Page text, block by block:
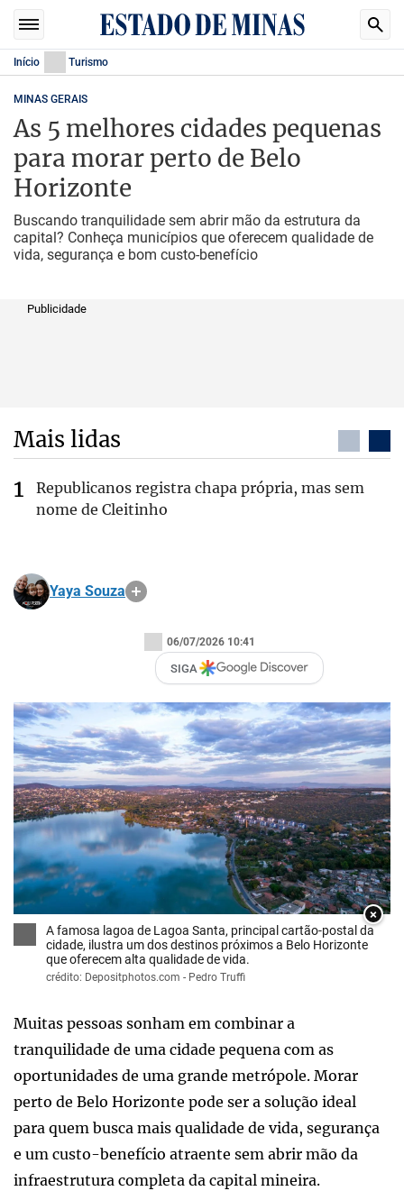
Início Turismo
MINAS GERAIS
As 5 melhores cidades pequenas
para morar perto de Belo
Horizonte
Buscando tranquilidade sem abrir mão da estrutura da
capital? Conheça municípios que oferecem qualidade de
vida, segurança e bom custo-benefício
Publicidade
Mais lidas
Republicanos registra chapa própria, mas sem
nome de Cleitinho
Yaya Souza
06/07/2026 10:41
SIGA
×
A famosa lagoa de Lagoa Santa, principal cartão-postal da
cidade, ilustra um dos destinos próximos a Belo Horizonte
que oferecem alta qualidade de vida.
crédito: Depositphotos.com - Pedro Truffi
Muitas pessoas sonham em combinar a
tranquilidade de uma cidade pequena com as
oportunidades de uma grande metrópole. Morar
perto de Belo Horizonte pode ser a solução ideal
para quem busca mais qualidade de vida, segurança
e um custo-benefício atraente sem abrir mão da
infraestrutura completa da capital mineira.